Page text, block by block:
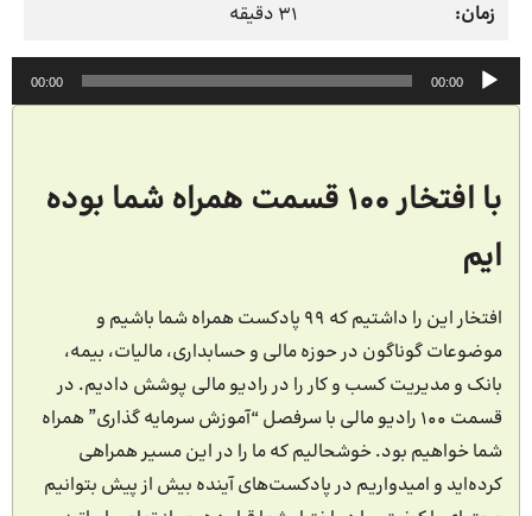
زمان:
31 دقیقه
پخش‌کننده
صوت
00:00
00:00
با افتخار 100 قسمت همراه شما بوده
ایم
افتخار این را داشتیم که 99 پادکست همراه شما باشیم و
موضوعات گوناگون در حوزه مالی و حسابداری، مالیات، بیمه،
بانک و مدیریت کسب و کار را در رادیو مالی پوشش دادیم. در
قسمت 100 رادیو مالی با سرفصل “آموزش سرمایه گذاری” همراه
شما خواهیم بود. خوشحالیم که ما را در این مسیر همراهی
کرده‌اید و امیدواریم در پادکست‌های آینده بیش از پیش بتوانیم